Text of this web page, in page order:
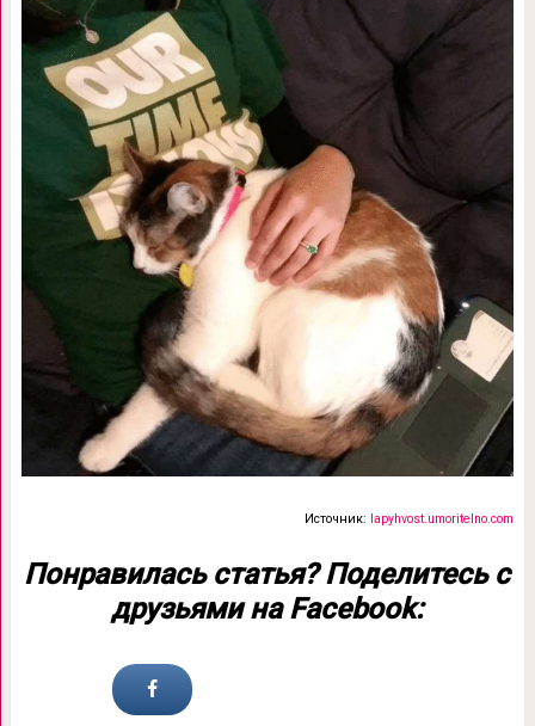
Источник: lapyhvost.umoritelno.com
Понравилась статья? Поделитесь с
друзьями на Facebook: